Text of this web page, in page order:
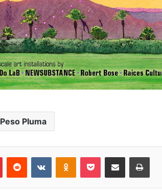
Peso Pluma
PinterestReddit VKontakteOdnoklassniki
Pocket Share via Email Print